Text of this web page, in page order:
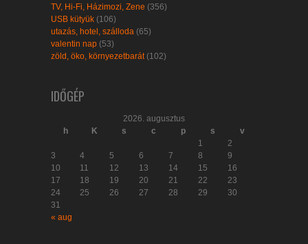
TV, Hi-Fi, Házimozi, Zene (356)
USB kütyük (106)
utazás, hotel, szálloda (65)
valentin nap (53)
zöld, öko, környezetbarát (102)
IDŐGÉP
2026. augusztus
h
K s c p s
v
1
2
3
4 5 6 7 8
9
10
11 12 13 14 15
16
17
18 19 20 21 22
23
24
25 26 27 28 29
30
31
« aug